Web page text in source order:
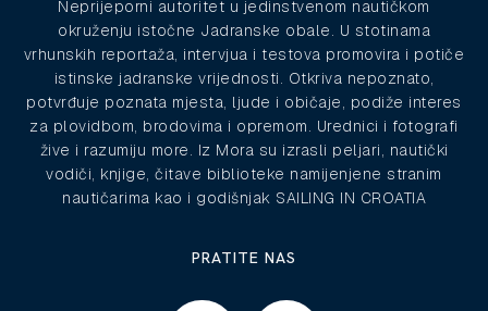
Neprijeporni autoritet u jedinstvenom nautičkom
okruženju istočne Jadranske obale. U stotinama
vrhunskih reportaža, intervjua i testova promovira i potiče
istinske jadranske vrijednosti. Otkriva nepoznato,
potvrđuje poznata mjesta, ljude i običaje, podiže interes
za plovidbom, brodovima i opremom. Urednici i fotografi
žive i razumiju more. Iz Mora su izrasli peljari, nautički
vodiči, knjige, čitave biblioteke namijenjene stranim
nautičarima kao i godišnjak SAILING IN CROATIA
PRATITE NAS